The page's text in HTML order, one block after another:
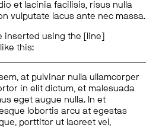
et lacinia facilisis, risus nulla
vulputate lacus ante nec massa.
inserted using the [line]
this:
at pulvinar nulla ullamcorper
in elit dictum, et malesuada
eget augue nulla. In et
lobortis arcu at egestas
porttitor ut laoreet vel,